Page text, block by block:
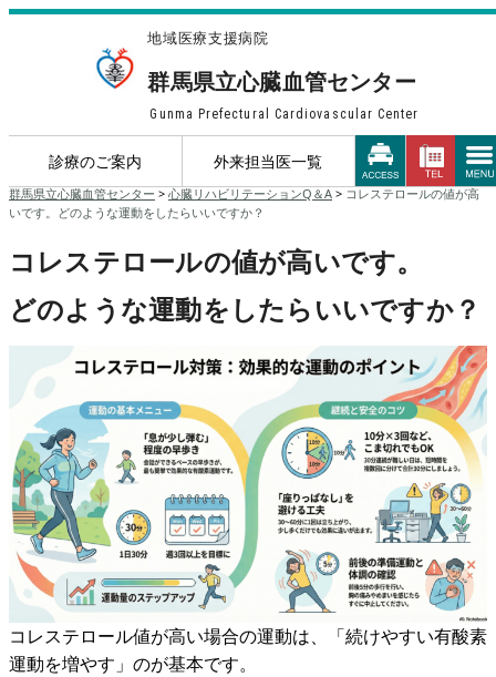
地域医療支援病院
群馬県立心臓血管センター
Gunma Prefectural Cardiovascular Center
診療のご案内 外来担当医一覧
群馬県立心臓血管センター > 心臓リハビリテーションQ＆A > コレステロールの値が高
いです。どのような運動をしたらいいですか？
コレステロールの値が高いです。
どのような運動をしたらいいですか？
コレステロール値が高い場合の運動は、「続けやすい有酸素
運動を増やす」のが基本です。